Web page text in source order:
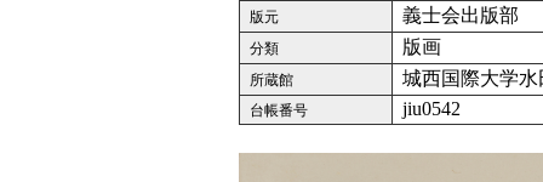
版元 義士会出版部
分類 版画
所蔵館 城西国際大学水
台帳番号 jiu0542